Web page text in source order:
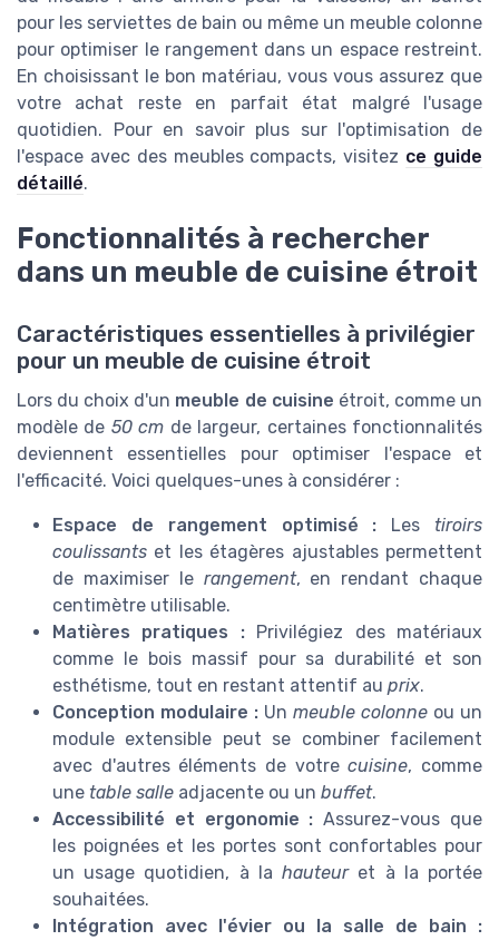
pour les serviettes de bain ou même un meuble colonne
pour optimiser le rangement dans un espace restreint.
En choisissant le bon matériau, vous vous assurez que
votre achat reste en parfait état malgré l'usage
quotidien. Pour en savoir plus sur l'optimisation de
l'espace avec des meubles compacts, visitez ce guide
détaillé.
Fonctionnalités à rechercher
dans un meuble de cuisine étroit
Caractéristiques essentielles à privilégier
pour un meuble de cuisine étroit
Lors du choix d'un meuble de cuisine étroit, comme un
modèle de 50 cm de largeur, certaines fonctionnalités
deviennent essentielles pour optimiser l'espace et
l'efficacité. Voici quelques-unes à considérer :
Espace de rangement optimisé : Les tiroirs
coulissants et les étagères ajustables permettent
de maximiser le rangement, en rendant chaque
centimètre utilisable.
Matières pratiques :Privilégiez des matériaux
comme le bois massif pour sa durabilité et son
esthétisme, tout en restant attentif au prix.
Conception modulaire : Un meuble colonne ou un
module extensible peut se combiner facilement
avec d'autres éléments de votrecuisine, comme
une table salle adjacente ou un buffet.
Accessibilité et ergonomie : Assurez-vous que
les poignées et les portes sont confortables pour
un usage quotidien, à lahauteuret à la portée
souhaitées.
Intégration avec l'évier ou la salle de bain :